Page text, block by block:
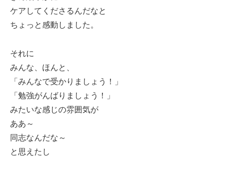
ケアしてくださるんだなと
ちょっと感動しました。
それに
みんな、ほんと、
「みんなで受かりましょう！」
「勉強がんばりましょう！」
みたいな感じの雰囲気が
ああ～
同志なんだな～
と思えたし